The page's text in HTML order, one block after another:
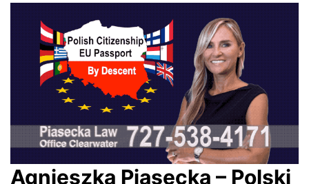
Agnieszka Piasecka – Polski